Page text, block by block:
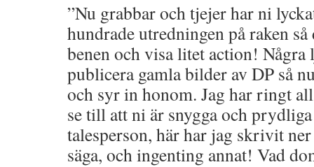
”Nu grabbar och tjejer har ni
hundrade utredningen på raken
benen och visa litet action!
publicera gamla bilder av DP så
och syr in honom. Jag har ringt
se till att ni är snygga och
talesperson, här har jag skrivit
säga, och ingenting annat! Vad